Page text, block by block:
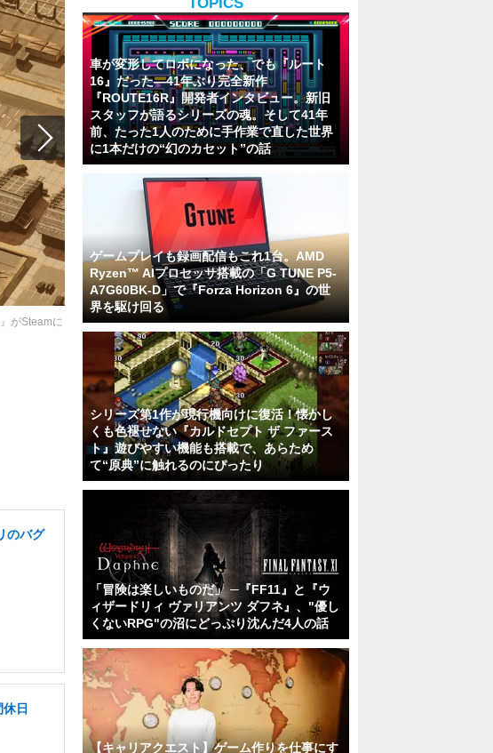
がSteamに
のバグ
日
車が変形してロボになった、でも『ルート
16』だった―41年ぶり完全新作
『ROUTE16R』開発者インタビュー。新旧
スタッフが語るシリーズの魂。そして41年
前、たった1人のために手作業で直した世界
に1本だけの“幻のカセット”の話
ゲームプレイも録画配信もこれ1台。AMD
Ryzen™ AIプロセッサ搭載の「G TUNE P5-
A7G60BK-D」で『Forza Horizon 6』の世
界を駆け回る
シリーズ第1作が現行機向けに復活！懐かし
くも色褪せない『カルドセプト ザ ファース
ト』遊びやすい機能も搭載で、あらため
て“原典”に触れるのにぴったり
「冒険は楽しいものだ」 ─『FF11』と『ウ
ィザードリィ ヴァリアンツ ダフネ』、"優し
くないRPG"の沼にどっぷり沈んだ4人の話
【キャリアクエスト】ゲーム作りを仕事にす